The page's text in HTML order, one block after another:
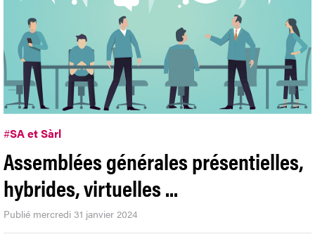
#SA et Sàrl
Assemblées générales présentielles,
hybrides, virtuelles ...
Publié mercredi 31 janvier 2024